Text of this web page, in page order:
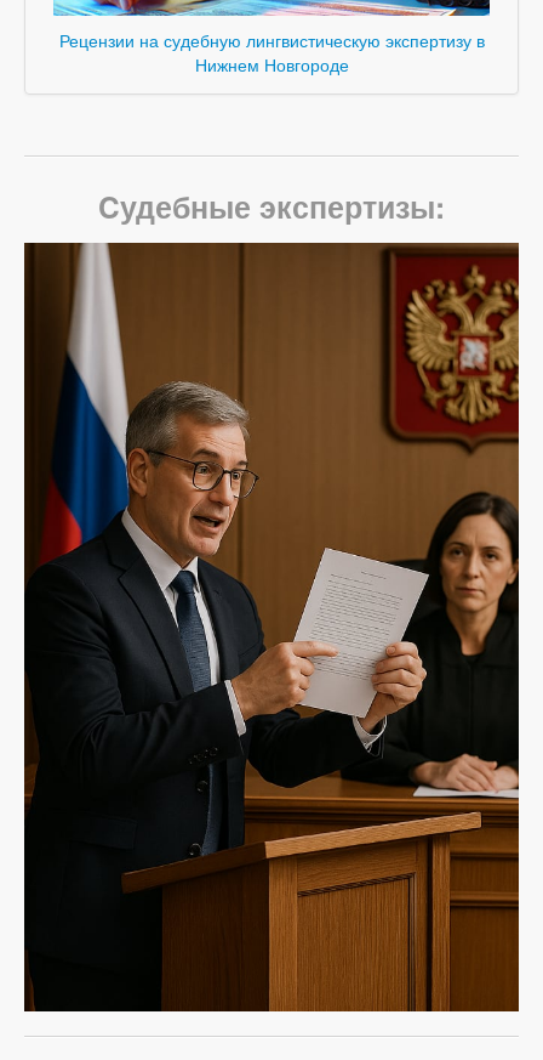
Рецензии на судебную лингвистическую экспертизу в
Нижнем Новгороде
Cудебные экспертизы: